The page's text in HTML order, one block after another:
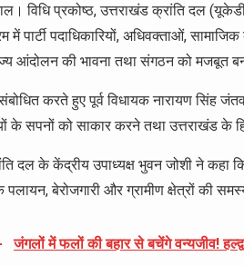
विधि प्रकोष्ठ, उत्तराखंड क्रांति दल
में पार्टी पदाधिकारियों, अधिवक्ताओं,
आंदोलन की भावना तथा संगठन को मजबूत
करते हुए पूर्व विधायक नारायण सिंह
के सपनों को साकार करने तथा उत्तराखंड के
दल के केंद्रीय उपाध्यक्ष भुवन जोशी ने कहा
पलायन, बेरोजगारी और ग्रामीण क्षेत्रों की
जंगलों में फलों की बहार से बचेंगे वन्यजीव!